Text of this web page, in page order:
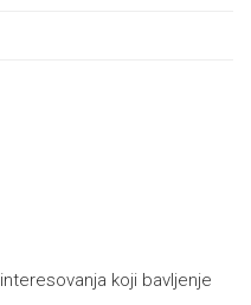
koji bavljenje